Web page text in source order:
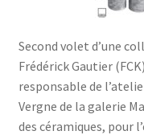
Second volet d’une
Frédérick Gautier
responsable de
Vergne de la galerie
des céramiques, pour